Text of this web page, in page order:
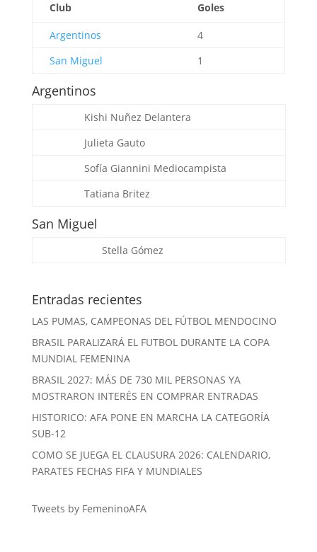
Club Goles
Argentinos
4
San Miguel
1
Argentinos
Kishi Nuñez Delantera
Julieta Gauto
Sofía Giannini Mediocampista
Tatiana Britez
San Miguel
Stella Gómez
Entradas recientes
LAS PUMAS, CAMPEONAS DEL FÚTBOL MENDOCINO
BRASIL PARALIZARÁ EL FUTBOL DURANTE LA COPA
MUNDIAL FEMENINA
BRASIL 2027: MÁS DE 730 MIL PERSONAS YA
MOSTRARON INTERÉS EN COMPRAR ENTRADAS
HISTORICO: AFA PONE EN MARCHA LA CATEGORÍA
SUB-12
COMO SE JUEGA EL CLAUSURA 2026: CALENDARIO,
PARATES FECHAS FIFA Y MUNDIALES
Tweets by FemeninoAFA